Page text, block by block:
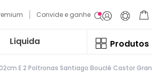
Convide e ganhe
Liquida Produtos
E 2 Poltronas Santiago Bouclê Castor Gran